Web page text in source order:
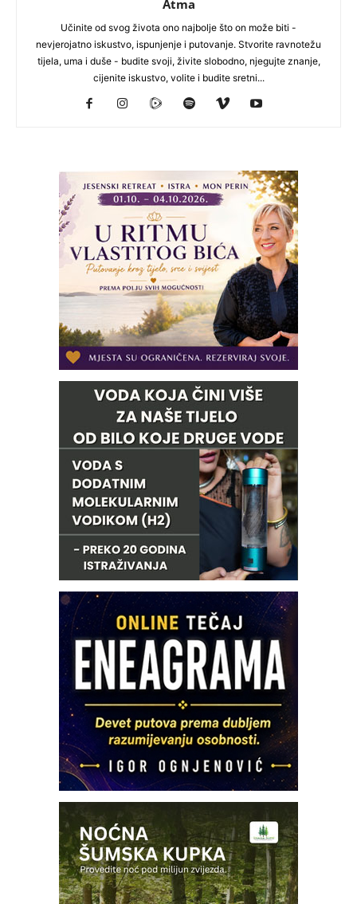
Atma
Učinite od svog života ono najbolje što on može biti -
nevjerojatno iskustvo, ispunjenje i putovanje. Stvorite ravnotežu
tijela, uma i duše - budite svoji, živite slobodno, njegujte znanje,
cijenite iskustvo, volite i budite sretni...